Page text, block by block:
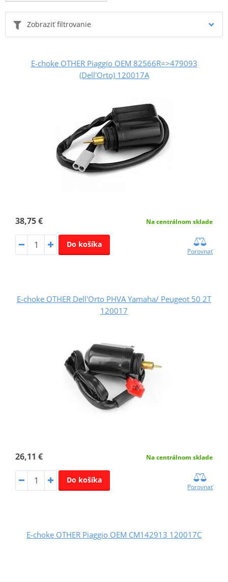
Zobraziť filtrovanie
E-choke OTHER Piaggio OEM 82566R=>479093
(Dell'Orto) 120017A
38,75 € Na centrálnom sklade
Do košíka
Porovnať
E-choke OTHER Dell'Orto PHVA Yamaha/ Peugeot 50 2T
120017
26,11 € Na centrálnom sklade
Do košíka
Porovnať
E-choke OTHER Piaggio OEM CM142913 120017C